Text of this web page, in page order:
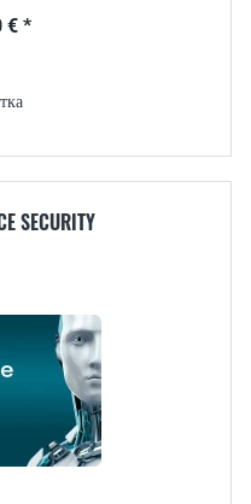
€ *
SECURITY